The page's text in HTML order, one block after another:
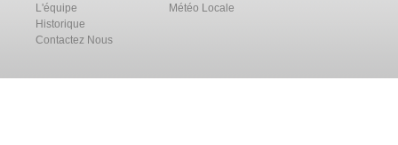
L'équipe
Historique
Contactez Nous
Météo Locale